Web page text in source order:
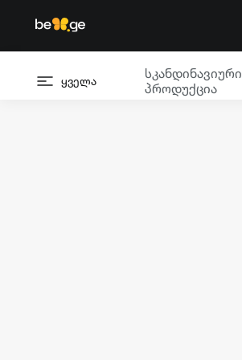
ყველა
სკანდინავიური
პროდუქცია